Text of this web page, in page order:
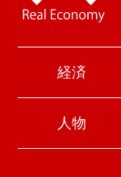
経済
人物